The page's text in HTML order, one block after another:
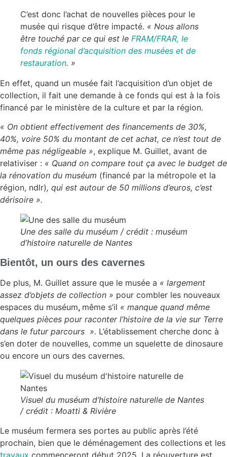
C’est donc l’achat de nouvelles pièces pour le
musée qui risque d’être impacté. « Nous allons
être touché par ce qui est le FRAM/FRAR, le
fonds régional d’acquisition des musées et de
restauration. »
En effet, quand un musée fait l’acquisition d’un objet de
collection, il fait une demande à ce fonds qui est à la fois
financé par le ministère de la culture et par la région.
« On obtient effectivement des financements de 30%,
40%, voire 50% du montant de cet achat, ce n’est tout de
même pas négligeable », explique M. Guillet, avant de
relativiser : « Quand on compare tout ça avec le budget de
la rénovation du muséum (financé par la métropole et la
région, ndlr), qui est autour de 50 millions d’euros, c’est
dérisoire ».
Une des salle du muséum / crédit : muséum
d’histoire naturelle de Nantes
Bientôt, un ours des cavernes
De plus, M. Guillet assure que le musée a « largement
assez d’objets de collection » pour combler les nouveaux
espaces du muséum, même s’il « manque quand même
quelques pièces pour raconter l’histoire de la vie sur Terre
dans le futur parcours ». L’établissement cherche donc à
s’en doter de nouvelles, comme un squelette de dinosaure
ou encore un ours des cavernes.
Visuel du muséum d’histoire naturelle de Nantes
/ crédit : Moatti & Rivière
Le muséum fermera ses portes au public après l’été
prochain, bien que le déménagement des collections et les